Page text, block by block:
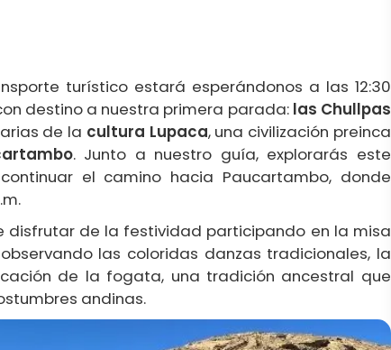
turístico estará esperándonos a las 12:30
destino a nuestra primera parada: las Chullpas
de la cultura Lupaca, una civilización preinca
. Junto a nuestro guía, explorarás este
el camino hacia Paucartambo, donde
disfrutar de la festividad participando en la misa
las coloridas danzas tradicionales, la
de la fogata, una tradición ancestral que
andinas.